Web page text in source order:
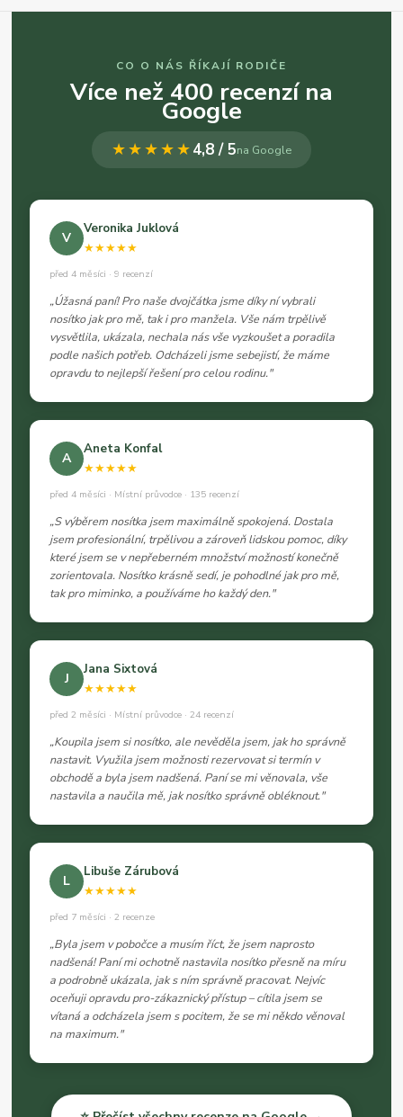
CO O NÁS ŘÍKAJÍ RODIČE
Více než 400 recenzí na
Google
★★★★★4,8 / 5na Google
V
Veronika Juklová
★★★★★
před 4 měsíci · 9 recenzí
„Úžasná paní! Pro naše dvojčátka jsme díky ní vybrali
nosítko jak pro mě, tak i pro manžela. Vše nám trpělivě
vysvětlila, ukázala, nechala nás vše vyzkoušet a poradila
podle našich potřeb. Odcházeli jsme sebejistí, že máme
opravdu to nejlepší řešení pro celou rodinu."
A
Aneta Konfal
★★★★★
před 4 měsíci · Místní průvodce · 135 recenzí
„S výběrem nosítka jsem maximálně spokojená. Dostala
jsem profesionální, trpělivou a zároveň lidskou pomoc, díky
které jsem se v nepřeberném množství možností konečně
zorientovala. Nosítko krásně sedí, je pohodlné jak pro mě,
tak pro miminko, a používáme ho každý den."
J
Jana Sixtová
★★★★★
před 2 měsíci · Místní průvodce · 24 recenzí
„Koupila jsem si nosítko, ale nevěděla jsem, jak ho správně
nastavit. Využila jsem možnosti rezervovat si termín v
obchodě a byla jsem nadšená. Paní se mi věnovala, vše
nastavila a naučila mě, jak nosítko správně obléknout."
L
Libuše Zárubová
★★★★★
před 7 měsíci · 2 recenze
„Byla jsem v pobočce a musím říct, že jsem naprosto
nadšená! Paní mi ochotně nastavila nosítko přesně na míru
a podrobně ukázala, jak s ním správně pracovat. Nejvíc
oceňuji opravdu pro-zákaznický přístup – cítila jsem se
vítaná a odcházela jsem s pocitem, že se mi někdo věnoval
na maximum."